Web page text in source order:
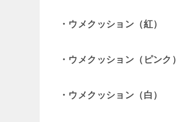
・ウメクッション（紅）
・ウメクッション（ピンク）
・ウメクッション（白）